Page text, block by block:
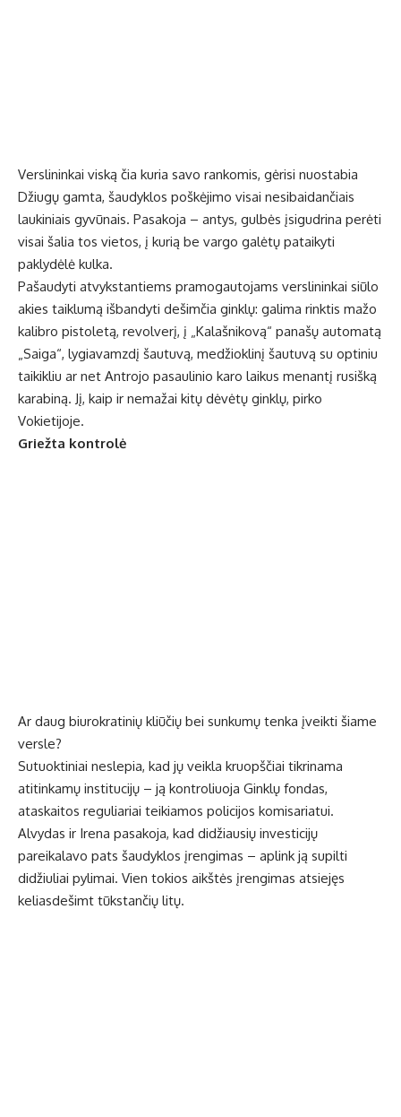
Verslininkai viską čia kuria savo rankomis, gėrisi nuostabia
Džiugų gamta, šaudyklos poškėjimo visai nesibaidančiais
laukiniais gyvūnais. Pasakoja – antys, gulbės įsigudrina perėti
visai šalia tos vietos, į kurią be vargo galėtų pataikyti
paklydėlė kulka.
Pašaudyti atvykstantiems pramogautojams verslininkai siūlo
akies taiklumą išbandyti dešimčia ginklų: galima rinktis mažo
kalibro pistoletą, revolverį, į „Kalašnikovą“ panašų automatą
„Saiga“, lygiavamzdį šautuvą, medžioklinį šautuvą su optiniu
taikikliu ar net Antrojo pasaulinio karo laikus menantį rusišką
karabiną. Jį, kaip ir nemažai kitų dėvėtų ginklų, pirko
Vokietijoje.
Griežta kontrolė
Ar daug biurokratinių kliūčių bei sunkumų tenka įveikti šiame
versle?
Sutuoktiniai neslepia, kad jų veikla kruopščiai tikrinama
atitinkamų institucijų – ją kontroliuoja Ginklų fondas,
ataskaitos reguliariai teikiamos policijos komisariatui.
Alvydas ir Irena pasakoja, kad didžiausių investicijų
pareikalavo pats šaudyklos įrengimas – aplink ją supilti
didžiuliai pylimai. Vien tokios aikštės įrengimas atsiejęs
keliasdešimt tūkstančių litų.